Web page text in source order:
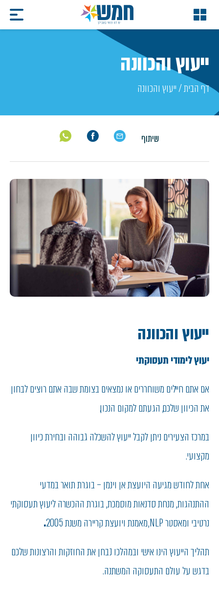
ייעוץ והכוונה
דף הבית/ייעוץ והכוונה
שיתוף
ייעוץ והכוונה
יעוץ לימודי תעסוקתי
אם אתם חיילים משוחררים או נמצאים בצומת שבה אתם רוצים לבחון
את הכיוון שלכם, הגעתם למקום הנכון.
במרכז הצעירים ניתן לקבל ייעוץ להשכלה גבוהה ובחירת כיוון
מקצועי.
אחת לחודש מגיעה היועצת אן וינמן – בוגרת תואר במדעי
ההתנהגות, מנחת סדנאות מוסמכת, בוגרת ההכשרה ליעוץ תעסוקתי
נרטיבי ומאסטר NLP, מאמנת ויועצת קריירה משנת 2005
.
תהליך הייעוץ הינו אישי ובמהלכו נבחן את החוזקות והרצונות שלכם
בדגש על עולם התעסוקה המשתנה.